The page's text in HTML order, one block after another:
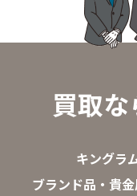
買取な
キングラ
ブランド品・貴